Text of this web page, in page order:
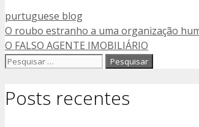
Categorias
purtuguese blog
O roubo estranho a uma organização
O FALSO AGENTE IMOBILIÁRIO
Pesquisar
Posts recentes